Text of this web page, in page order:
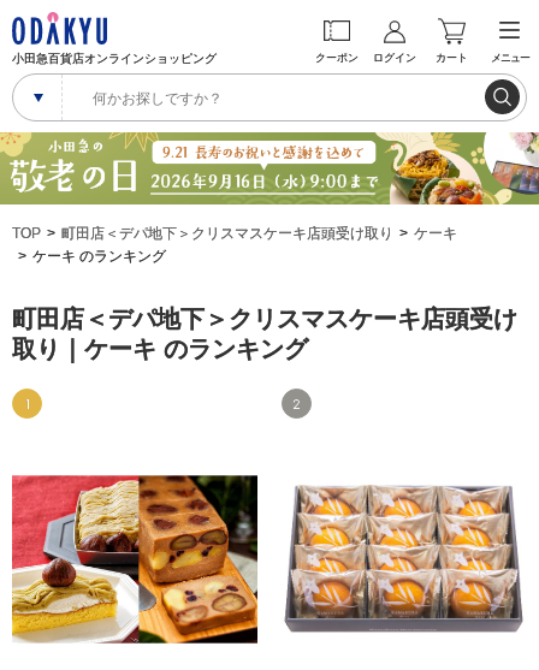
小田急百貨店オンラインショッピング クーポン ログイン カート メニュー
TOP 町田店＜デパ地下＞クリスマスケーキ店頭受け取り
ケーキ
ケーキ のランキング
町田店＜デパ地下＞クリスマスケーキ店頭受け
取り｜ケーキ のランキング
1 2